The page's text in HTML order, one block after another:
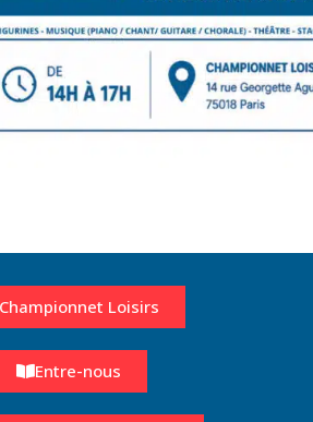
Championnet Loisirs
Entre-nous